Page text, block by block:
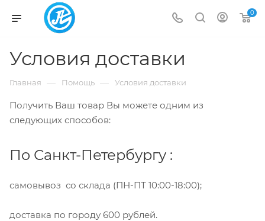
0
Условия доставки
Главная — Помощь — Условия доставки
Получить Ваш товар Вы можете одним из
следующих способов:
По Санкт-Петербургу :
самовывоз со склада (ПН-ПТ 10:00-18:00);
доставка по городу 600 рублей.